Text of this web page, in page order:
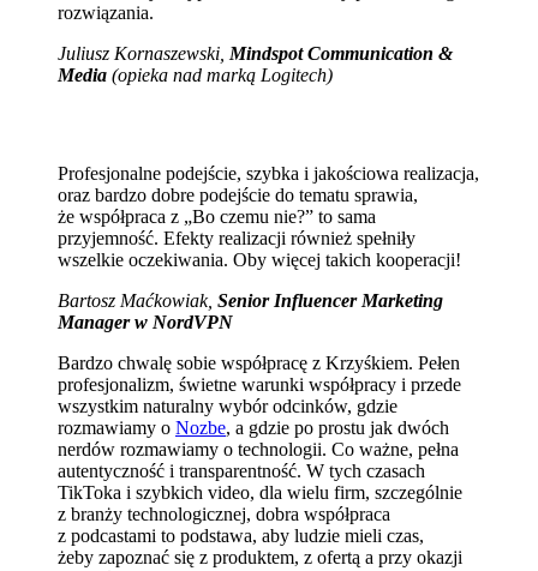
rozwiązania.
Juliusz Kornaszewski, Mindspot Communication &
Media (opieka nad marką Logitech)
Profesjonalne podejście, szybka i jakościowa realizacja,
oraz bardzo dobre podejście do tematu sprawia,
że współpraca z „Bo czemu nie?” to sama
przyjemność. Efekty realizacji również spełniły
wszelkie oczekiwania. Oby więcej takich kooperacji!
Bartosz Maćkowiak, Senior Influencer Marketing
Manager w NordVPN
Bardzo chwalę sobie współpracę z Krzyśkiem. Pełen
profesjonalizm, świetne warunki współpracy i przede
wszystkim naturalny wybór odcinków, gdzie
rozmawiamy o Nozbe, a gdzie po prostu jak dwóch
nerdów rozmawiamy o technologii. Co ważne, pełna
autentyczność i transparentność. W tych czasach
TikToka i szybkich video, dla wielu firm, szczególnie
z branży technologicznej, dobra współpraca
z podcastami to podstawa, aby ludzie mieli czas,
żeby zapoznać się z produktem, z ofertą a przy okazji